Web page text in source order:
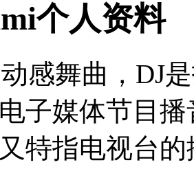
个人资料
感舞曲，DJ
子媒体节目
特指电视台